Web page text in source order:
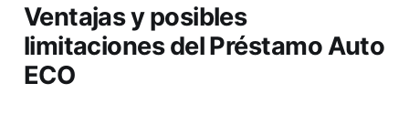
Ventajas y posibles
limitaciones del Préstamo Auto
ECO